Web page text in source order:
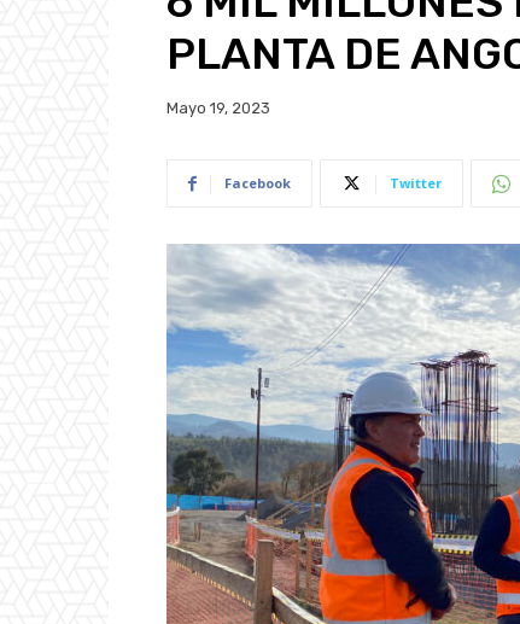
PLANTA DE
Mayo 19, 2023
Facebook Twitter